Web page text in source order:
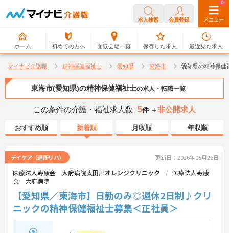
求人検索 会員登録 メニュー
ホーム 初めての方へ 面談会場一覧
0
保存した求人
0
最近見た求人
マイナビ介護職 精神保健福祉士 愛知県 東海市 愛知県の精神保健
東海市(愛知県)の精神保健福祉士の求人・転職一覧
この条件の介護・福祉求人数 5件 ＋非公開求人
おすすめ順 新着順 月収順 年収順
デイケア（通所リハ） 更新日：2026年05月26日
医療法人寿康会 大府病院太田川オレンジクリニック
医療法人寿康
会 大府病院
【愛知県／東海市】日勤のみ◎週休2日制♪クリ
ニックの精神保健福祉士募集＜正社員＞